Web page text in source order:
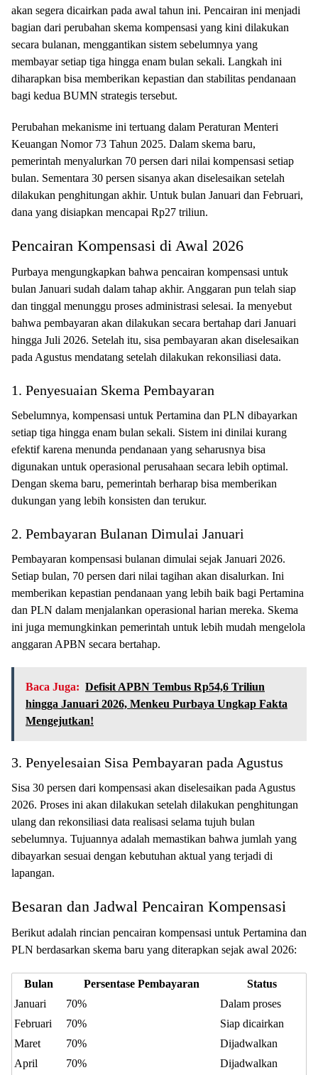
akan segera dicairkan pada awal tahun ini. Pencairan ini menjadi
bagian dari perubahan skema kompensasi yang kini dilakukan
secara bulanan, menggantikan sistem sebelumnya yang
membayar setiap tiga hingga enam bulan sekali. Langkah ini
diharapkan bisa memberikan kepastian dan stabilitas pendanaan
bagi kedua BUMN strategis tersebut.
Perubahan mekanisme ini tertuang dalam Peraturan Menteri
Keuangan Nomor 73 Tahun 2025. Dalam skema baru,
pemerintah menyalurkan 70 persen dari nilai kompensasi setiap
bulan. Sementara 30 persen sisanya akan diselesaikan setelah
dilakukan penghitungan akhir. Untuk bulan Januari dan Februari,
dana yang disiapkan mencapai Rp27 triliun.
Pencairan Kompensasi di Awal 2026
Purbaya mengungkapkan bahwa pencairan kompensasi untuk
bulan Januari sudah dalam tahap akhir. Anggaran pun telah siap
dan tinggal menunggu proses administrasi selesai. Ia menyebut
bahwa pembayaran akan dilakukan secara bertahap dari Januari
hingga Juli 2026. Setelah itu, sisa pembayaran akan diselesaikan
pada Agustus mendatang setelah dilakukan rekonsiliasi data.
1. Penyesuaian Skema Pembayaran
Sebelumnya, kompensasi untuk Pertamina dan PLN dibayarkan
setiap tiga hingga enam bulan sekali. Sistem ini dinilai kurang
efektif karena menunda pendanaan yang seharusnya bisa
digunakan untuk operasional perusahaan secara lebih optimal.
Dengan skema baru, pemerintah berharap bisa memberikan
dukungan yang lebih konsisten dan terukur.
2. Pembayaran Bulanan Dimulai Januari
Pembayaran kompensasi bulanan dimulai sejak Januari 2026.
Setiap bulan, 70 persen dari nilai tagihan akan disalurkan. Ini
memberikan kepastian pendanaan yang lebih baik bagi Pertamina
dan PLN dalam menjalankan operasional harian mereka. Skema
ini juga memungkinkan pemerintah untuk lebih mudah mengelola
anggaran APBN secara bertahap.
Baca Juga: Defisit APBN Tembus Rp54,6 Triliun
hingga Januari 2026, Menkeu Purbaya Ungkap Fakta
Mengejutkan!
3. Penyelesaian Sisa Pembayaran pada Agustus
Sisa 30 persen dari kompensasi akan diselesaikan pada Agustus
2026. Proses ini akan dilakukan setelah dilakukan penghitungan
ulang dan rekonsiliasi data realisasi selama tujuh bulan
sebelumnya. Tujuannya adalah memastikan bahwa jumlah yang
dibayarkan sesuai dengan kebutuhan aktual yang terjadi di
lapangan.
Besaran dan Jadwal Pencairan Kompensasi
Berikut adalah rincian pencairan kompensasi untuk Pertamina dan
PLN berdasarkan skema baru yang diterapkan sejak awal 2026:
Bulan Persentase Pembayaran
Status
Januari
70%
Dalam proses
Februari
70%
Siap dicairkan
Maret
70%
Dijadwalkan
April
70% Dijadwalkan